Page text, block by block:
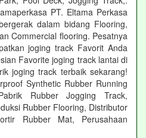
PT. Eltama Perkasa
dalam bidang Flooring,
Commercial flooring. Pesatnya
joging track Favorit Anda
Favorite joging track lantai di
joging track terbaik sekarang!
Synthetic Rubber Running
Rubber Jogging Track,
Rubber Flooring, Distributor
Rubber Mat, Perusahaan